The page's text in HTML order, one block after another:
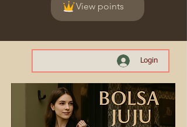
View points
Login